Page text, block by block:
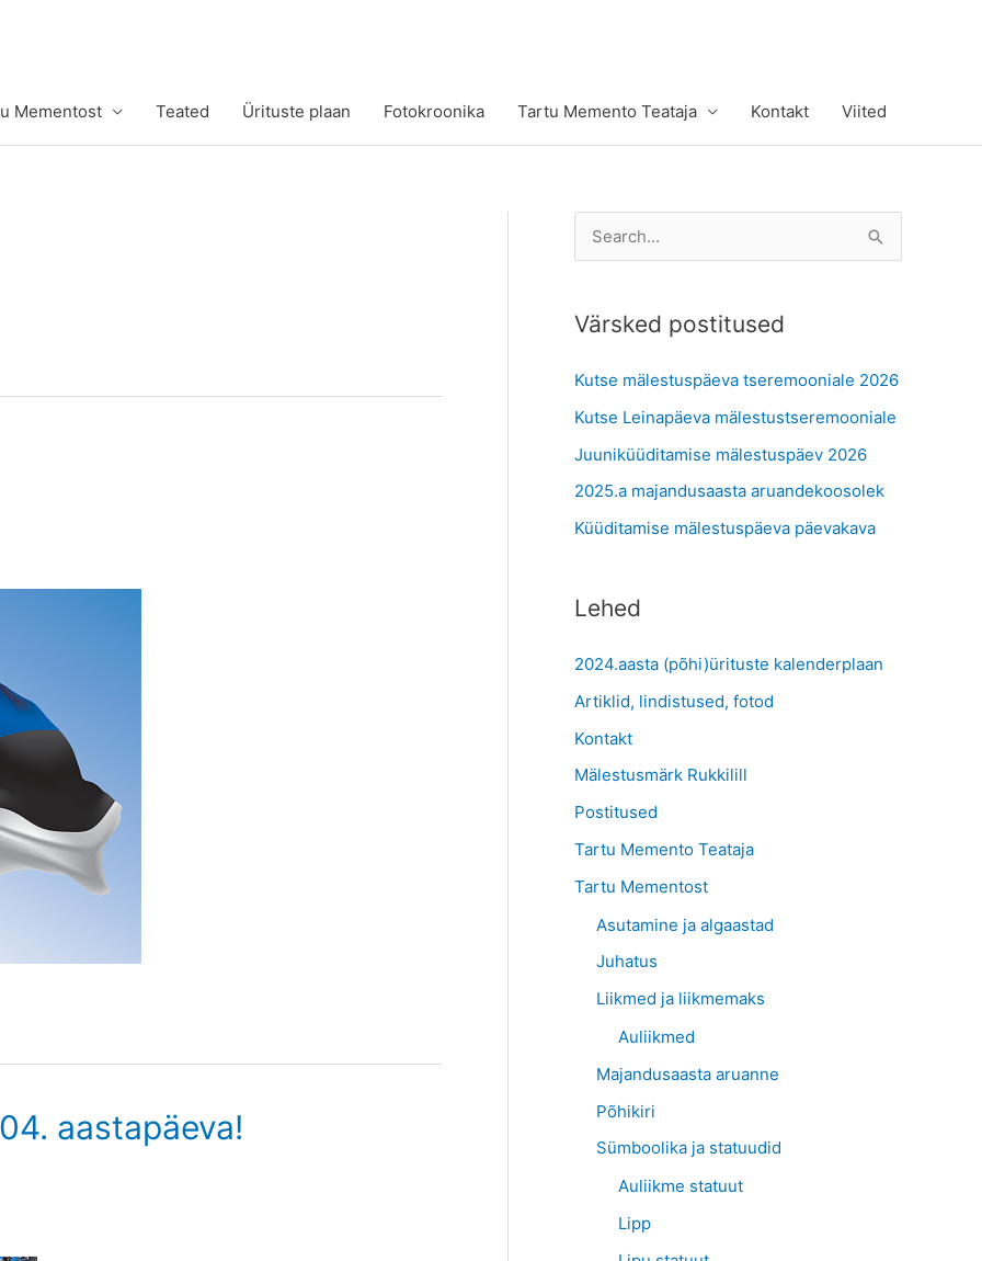
Mementost Teated Ürituste plaan Fotokroonika Tartu Memento Teataja Kontakt Viited
aastapäeva!
e
r
h
f
o
r
:
Värsked postitused
Kutse mälestuspäeva tseremooniale 2026
Kutse Leinapäeva mälestustseremooniale
Juuniküüditamise mälestuspäev 2026
2025.a majandusaasta aruandekoosolek
Küüditamise mälestuspäeva päevakava
Lehed
2024.aasta (põhi)ürituste kalenderplaan
Artiklid, lindistused, fotod
Kontakt
Mälestusmärk Rukkilill
Postitused
Tartu Memento Teataja
Tartu Mementost
Asutamine ja algaastad
Juhatus
Liikmed ja liikmemaks
Auliikmed
Majandusaasta aruanne
Põhikiri
Sümboolika ja statuudid
Auliikme statuut
Lipp